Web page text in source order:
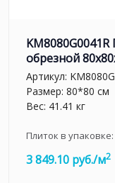
обрезной
Артикул:
Размер: 80*80 см
Вес: 41.41 кг
Плиток в упаковке:
3 849.10 руб./м2